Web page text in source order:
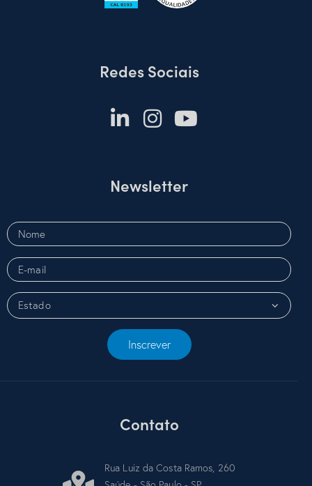
Redes Sociais
Newsletter
Inscrever
Contato
Rua Luiz da Costa Ramos, 260